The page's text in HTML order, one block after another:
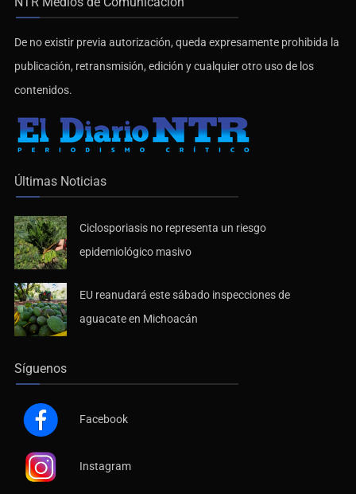
De no existir previa autorización, queda expresamente prohibida la
publicación, retransmisión, edición y cualquier otro uso de los
contenidos.
Últimas Noticias
Ciclosporiasis no representa un riesgo
epidemiológico masivo
EU reanudará este sábado inspecciones de
aguacate en Michoacán
Síguenos
Facebook
Instagram